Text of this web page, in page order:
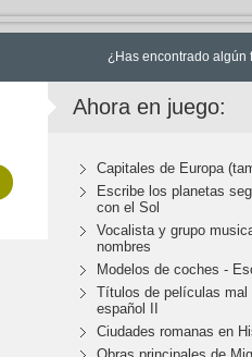
¿Has encontrado algún
Ahora en juego:
Capitales de Europa
Escribe los planetas
con el Sol
Vocalista y grupo
nombres
Modelos de coches -
Títulos de películas mal
español II
Ciudades romanas en